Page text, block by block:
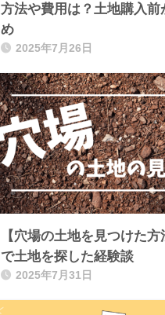
方法や費用は？土地購入前
め
2025年7月26日
【穴場の土地を見つけた
で土地を探した経験談
2025年7月31日